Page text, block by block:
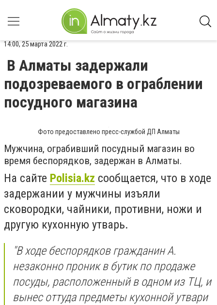
14:00, 25 марта 2022 г.
В Алматы задержали
подозреваемого в ограблении
посудного магазина
Фото предоставлено пресс-службой ДП Алматы
Мужчина, ограбивший посудный магазин во
время беспорядков, задержан в Алматы.
На сайте Polisia.kz сообщается, что в ходе
задержании у мужчины изъяли
сковородки, чайники, противни, ножи и
другую кухонную утварь.
"В ходе беспорядков гражданин А.
незаконно проник в бутик по продаже
посуды, расположенный в одном из ТЦ, и
вынес оттуда предметы кухонной утвари